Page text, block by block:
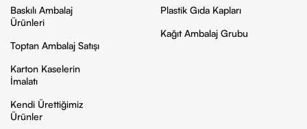
Baskılı Ambalaj
Ürünleri
Toptan Ambalaj Satışı
Karton Kaselerin
İmalatı
Kendi Ürettiğimiz
Ürünler
Plastik Gıda Kapları
Kağıt Ambalaj Grubu